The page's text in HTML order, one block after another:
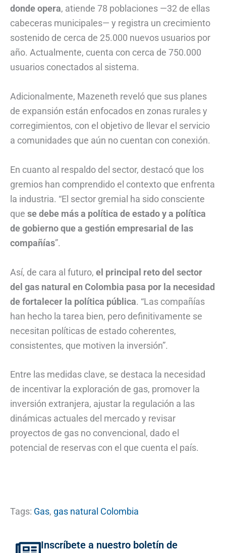
donde opera, atiende 78 poblaciones —32 de ellas
cabeceras municipales— y registra un crecimiento
sostenido de cerca de 25.000 nuevos usuarios por
año. Actualmente, cuenta con cerca de 750.000
usuarios conectados al sistema.
Adicionalmente, Mazeneth reveló que sus planes
de expansión están enfocados en zonas rurales y
corregimientos, con el objetivo de llevar el servicio
a comunidades que aún no cuentan con conexión.
En cuanto al respaldo del sector, destacó que los
gremios han comprendido el contexto que enfrenta
la industria. “El sector gremial ha sido consciente
que se debe más a política de estado y a política
de gobierno que a gestión empresarial de las
compañías”.
Así, de cara al futuro, el principal reto del sector
del gas natural en Colombia pasa por la necesidad
de fortalecer la política pública. “Las compañías
han hecho la tarea bien, pero definitivamente se
necesitan políticas de estado coherentes,
consistentes, que motiven la inversión”.
Entre las medidas clave, se destaca la necesidad
de incentivar la exploración de gas, promover la
inversión extranjera, ajustar la regulación a las
dinámicas actuales del mercado y revisar
proyectos de gas no convencional, dado el
potencial de reservas con el que cuenta el país.
Tags: Gas, gas natural Colombia
Inscríbete a nuestro boletín de